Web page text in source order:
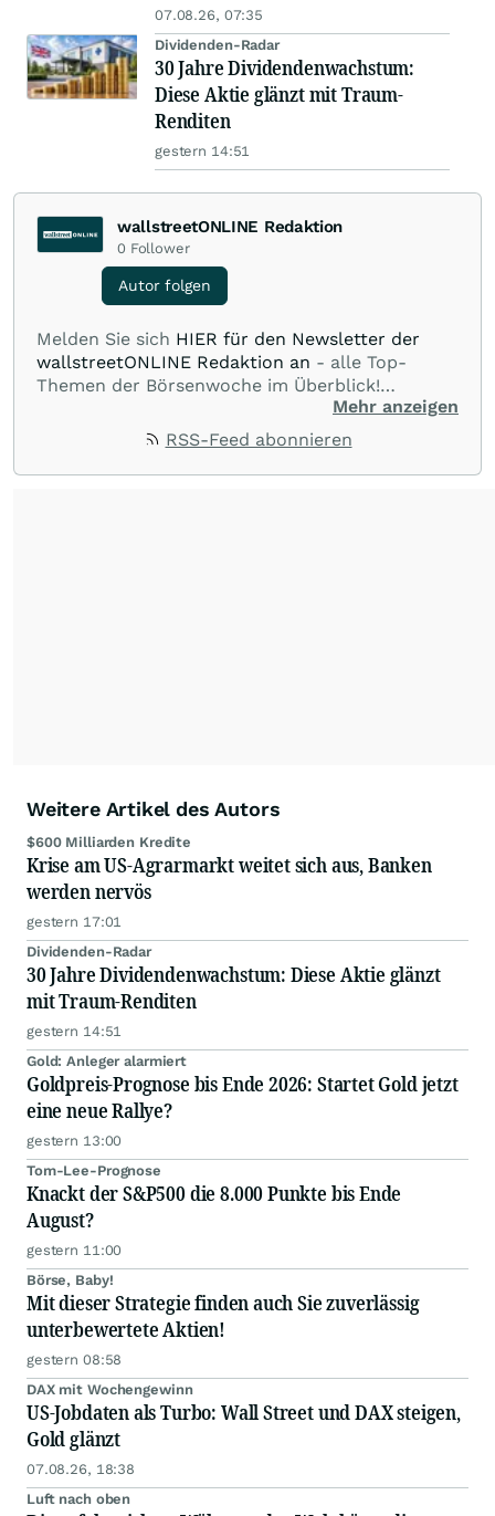
07.08.26, 07:35
Dividenden-Radar
30 Jahre Dividendenwachstum:
Diese Aktie glänzt mit Traum-
Renditen
gestern 14:51
wallstreetONLINE Redaktion
0 Follower
Autor folgen
Melden Sie sich HIER für den Newsletter der
wallstreetONLINE Redaktion an - alle Top-
Themen der Börsenwoche im Überblick!
Verpassen Sie kein wichtiges Anleger-Thema!Für
Beiträge auf diesem journalistischen Channel ist
Redaktion verantwortlich. Die Fachjournalisten
Mehr anzeigen
RSS-Feed abonnieren
Weitere Artikel des Autors
$600 Milliarden Kredite
Krise am US-Agrarmarkt weitet sich aus, Banken
werden nervös
gestern 17:01
Dividenden-Radar
30 Jahre Dividendenwachstum: Diese Aktie glänzt
mit Traum-Renditen
gestern 14:51
Gold: Anleger alarmiert
Goldpreis-Prognose bis Ende 2026: Startet Gold jetzt
eine neue Rallye?
gestern 13:00
Tom-Lee-Prognose
Knackt der S&P500 die 8.000 Punkte bis Ende
August?
gestern 11:00
Börse, Baby!
Mit dieser Strategie finden auch Sie zuverlässig
unterbewertete Aktien!
gestern 08:58
DAX mit Wochengewinn
US-Jobdaten als Turbo: Wall Street und DAX steigen,
Gold glänzt
07.08.26, 18:38
Luft nach oben